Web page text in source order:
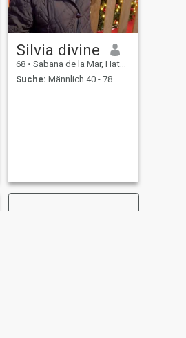
Silvia divine
68 • Sabana de la Mar, Hato Mayor, Dom. Rep.
Suche: Männlich 40 - 78